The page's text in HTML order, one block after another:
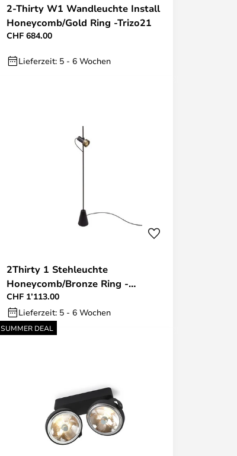
2-Thirty W1 Wandleuchte Install
Honeycomb/Gold Ring -Trizo21
CHF 684.00
Lieferzeit: 5 - 6 Wochen
2Thirty 1 Stehleuchte
Honeycomb/Bronze Ring -
Trizo21
CHF 1’113.00
Lieferzeit: 5 - 6 Wochen
SUMMER DEAL